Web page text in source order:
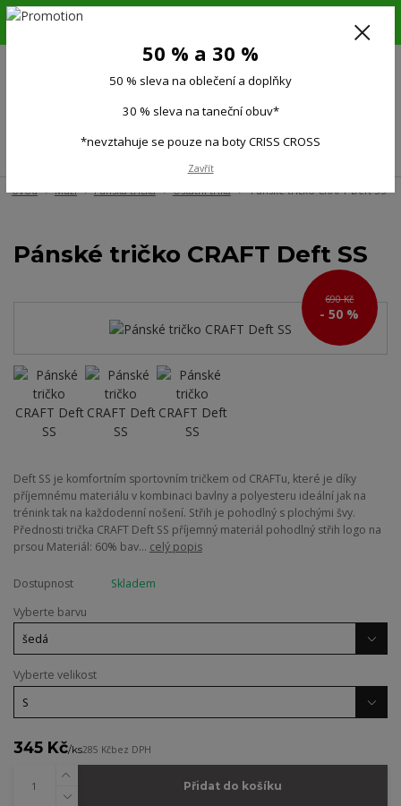
6.-16.8.26. DOVOLENÁ !!! 50 % SLEVA na všechno oblečení a doplňky !!!
(Po-Pá 9:00-15.00)
Úvod Muži Pánská trička Ostatní trika Pánské tričko CRAFT Deft SS
Pánské tričko CRAFT Deft SS
690 Kč
- 50 %
Deft SS je komfortním sportovním tričkem od CRAFTu, které je díky
příjemnému materiálu v kombinaci bavlny a polyesteru ideální jak na
trénink tak na každodenní nošení. Střih je pohodlný s plochými švy.
Přednosti trička CRAFT Deft SS příjemný materiál pohodlný střih logo na
prsou Materiál: 60% bav... celý popis
Dostupnost
Skladem
Vyberte barvu
Vyberte velikost
345 Kč/ks285 Kčbez DPH
Přidat do košíku
50 % a 30 %
50 % sleva na oblečení a doplňky
30 % sleva na taneční obuv*
*nevztahuje se pouze na boty CRISS CROSS
Zavřít